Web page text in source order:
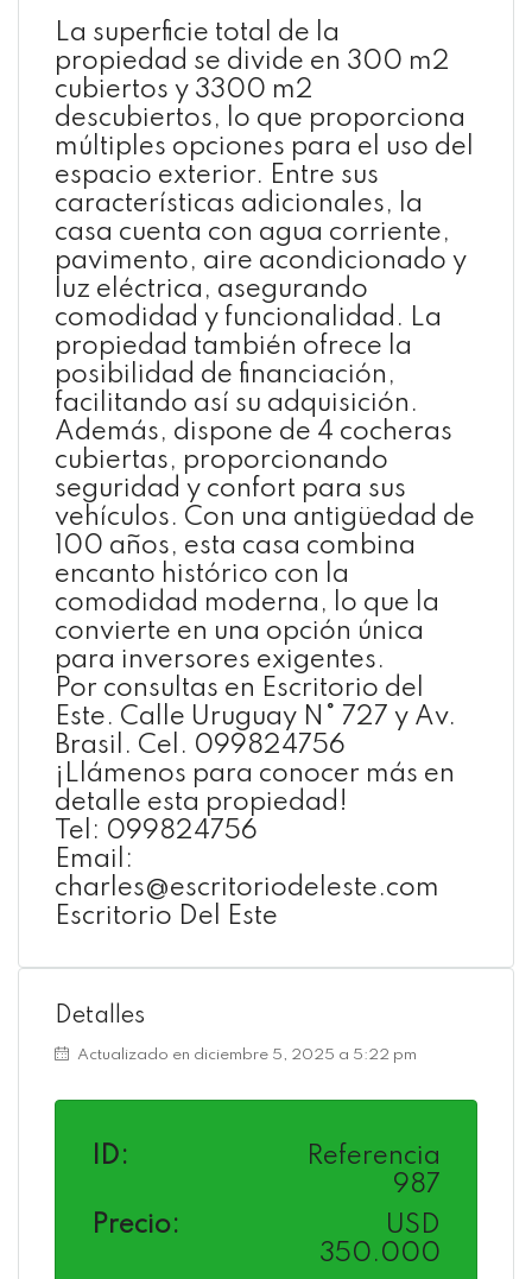
La superficie total de la
propiedad se divide en 300 m2
cubiertos y 3300 m2
descubiertos, lo que proporciona
múltiples opciones para el uso del
espacio exterior. Entre sus
características adicionales, la
casa cuenta con agua corriente,
pavimento, aire acondicionado y
luz eléctrica, asegurando
comodidad y funcionalidad. La
propiedad también ofrece la
posibilidad de financiación,
facilitando así su adquisición.
Además, dispone de 4 cocheras
cubiertas, proporcionando
seguridad y confort para sus
vehículos. Con una antigüedad de
100 años, esta casa combina
encanto histórico con la
comodidad moderna, lo que la
convierte en una opción única
para inversores exigentes.
Por consultas en Escritorio del
Este. Calle Uruguay N° 727 y Av.
Brasil. Cel. 099824756
¡Llámenos para conocer más en
detalle esta propiedad!
Tel: 099824756
Email:
charles@escritoriodeleste.com
Escritorio Del Este
Detalles
Actualizado en diciembre 5, 2025 a 5:22 pm
ID:
Referencia
987
Precio:
USD
350.000